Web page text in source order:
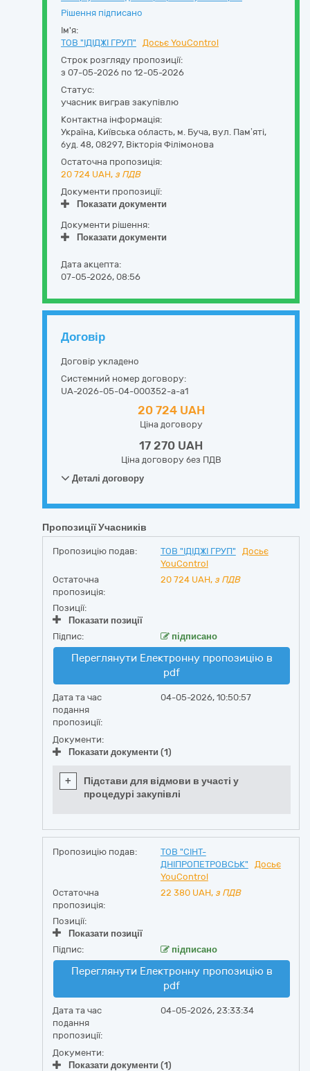
Рішення підписано
Ім'я:
ТОВ "ІДІДЖІ ГРУП"
Досьє YouControl
Строк розгляду пропозиції:
з 07-05-2026 по 12-05-2026
Статус:
учасник виграв закупівлю
Контактна інформація:
Україна, Київська область, м. Буча, вул. Пам’яті,
буд. 48, 08297, Вікторія Філімонова
Остаточна пропозиція:
20 724 UAH, з ПДВ
Документи пропозиції:
Показати документи
Документи рішення:
Показати документи
Дата акцепта:
07-05-2026, 08:56
Договір
Договір укладено
Системний номер договору:
UA-2026-05-04-000352-a-a1
20 724 UAH
Ціна договору
17 270 UAH
Ціна договору без ПДВ
Деталі договору
Пропозиції Учасників
Пропозицію подав: ТОВ "ІДІДЖІ ГРУП"
Досьє
YouControl
Остаточна
пропозиція:
20 724 UAH, з ПДВ
Позиції:
Показати позиції
Підпис:
підписано
Переглянути Електронну пропозицію в
pdf
Дата та час
подання
пропозиції:
04-05-2026, 10:50:57
Документи:
Показати документи (1)
+
Підстави для відмови в участі у
процедурі закупівлі
Пропозицію подав:
ТОВ "СІНТ-
ДНІПРОПЕТРОВСЬК"
Досьє
YouControl
Остаточна
пропозиція:
22 380 UAH, з ПДВ
Позиції:
Показати позиції
Підпис:
підписано
Переглянути Електронну пропозицію в
pdf
Дата та час
подання
пропозиції:
04-05-2026, 23:33:34
Документи:
Показати документи (1)